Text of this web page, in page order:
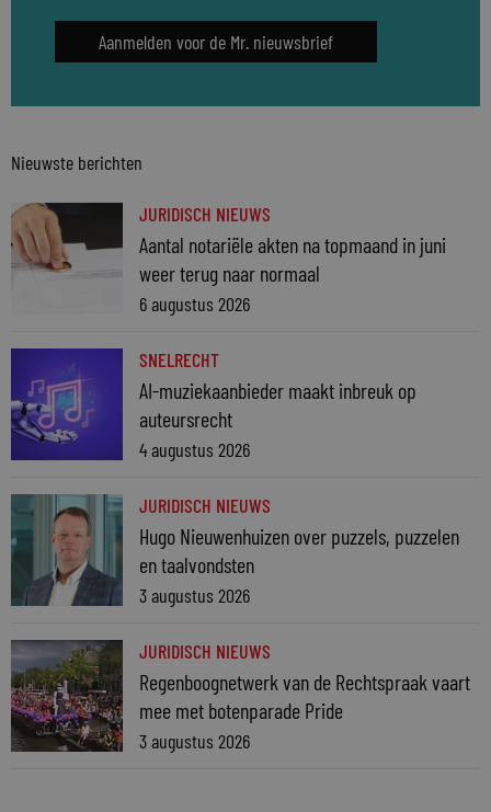
Aanmelden voor de Mr. nieuwsbrief
Nieuwste berichten
JURIDISCH NIEUWS
Aantal notariële akten na topmaand in juni
weer terug naar normaal
6 augustus 2026
SNELRECHT
AI-muziekaanbieder maakt inbreuk op
auteursrecht
4 augustus 2026
JURIDISCH NIEUWS
Hugo Nieuwenhuizen over puzzels, puzzelen
en taalvondsten
3 augustus 2026
JURIDISCH NIEUWS
Regenboognetwerk van de Rechtspraak vaart
mee met botenparade Pride
3 augustus 2026